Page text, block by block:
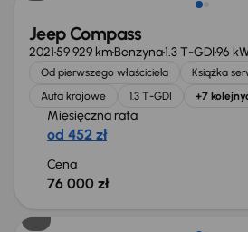
Jeep Compass
202159 929 kmBenzyna1.3 T-GDI96
Od pierwszego właściciela
Książka
Auta krajowe
1.3 T-GDI +7
Miesięczna rata
od 452 zł
Cena
76 000 zł